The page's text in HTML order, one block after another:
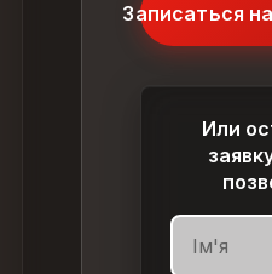
Записаться
Или